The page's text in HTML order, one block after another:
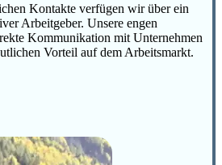
Kontakte verfügen wir über ein
Arbeitgeber. Unsere engen
Kommunikation mit Unternehmen
Vorteil auf dem Arbeitsmarkt.